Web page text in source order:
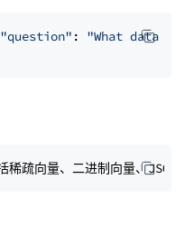
"question" : "What data